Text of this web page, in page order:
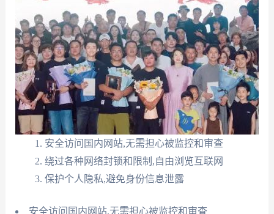
安全访问国内网站,无需担心被监控和审查
绕过各种网络封锁和限制,自由浏览互联网
保护个人隐私,避免身份信息泄露
安全访问国内网站,无需担心被监控和审查